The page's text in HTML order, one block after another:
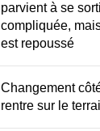
parvient à se
compliquée,
est repoussé
Changement
rentre sur le